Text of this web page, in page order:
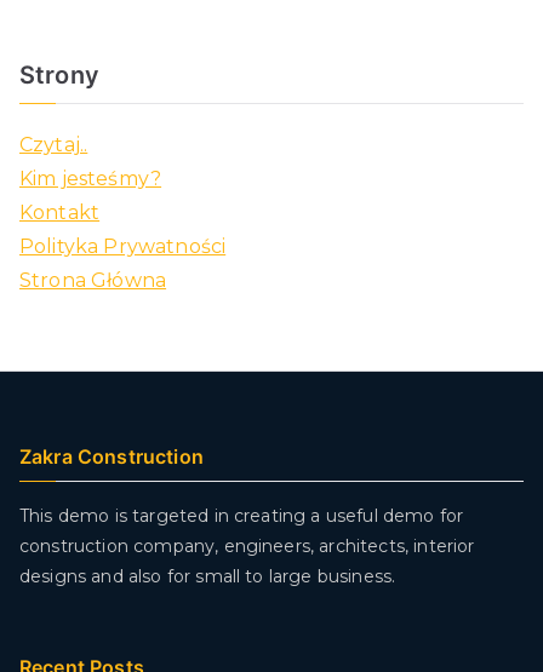
Strony
Czytaj..
Kim jesteśmy?
Kontakt
Polityka Prywatności
Strona Główna
Zakra Construction
This demo is targeted in creating a useful demo for
construction company, engineers, architects, interior
designs and also for small to large business.
Recent Posts